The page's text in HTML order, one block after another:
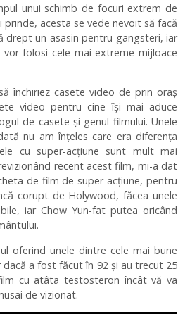
unui schimb de focuri extrem de
acesta se vede nevoit să facă
drept un asasin pentru gangsteri, iar
folosi cele mai extreme mijloace
închiriez casete video de prin oraș
video pentru cine își mai aduce
de casete și genul filmului. Unele
nu am înțeles care era diferența
cu super-acțiune sunt mult mai
recent acest film, mi-a dat
de film de super-acțiune, pentru
corupt de Holywood, făcea unele
iar Chow Yun-fat putea oricând
oferind unele dintre cele mai bune
a fost făcut în 92 și au trecut 25
cu atâta testosteron încât vă va
de vizionat.